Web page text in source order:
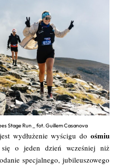
Stage Run _ fot. Guillem Casanova
wydłużenie wyścigu do ośmiu
o jeden dzień wcześniej niż
specjalnego, jubileuszowego